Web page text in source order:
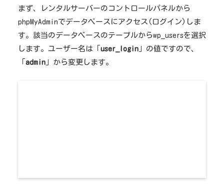
まず、レンタルサーバーのコントロールパネルから
phpMyAdminでデータベースにアクセス(ログイン)しま
す。該当のデータベースのテーブルからwp_usersを選択
します。ユーザー名は「 user_login 」の値ですので、
「 admin 」から変更します。